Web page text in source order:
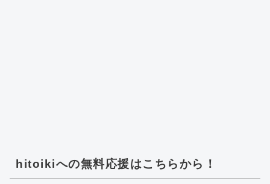
hitoikiへの無料応援はこちらから！